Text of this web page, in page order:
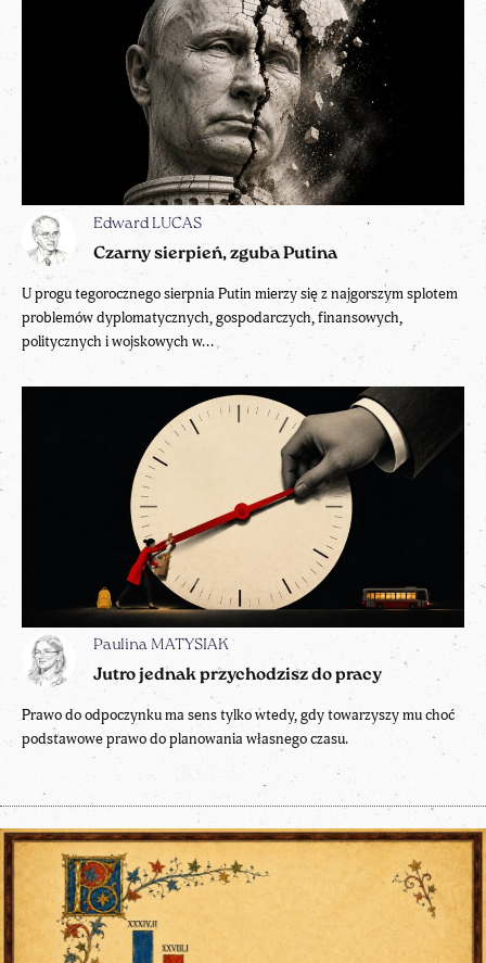
Edward LUCAS
Czarny sierpień, zguba Putina
U progu tegorocznego sierpnia Putin mierzy się z najgorszym splotem
problemów dyplomatycznych, gospodarczych, finansowych,
politycznych i wojskowych w...
Paulina MATYSIAK
Jutro jednak przychodzisz do pracy
Prawo do odpoczynku ma sens tylko wtedy, gdy towarzyszy mu choć
podstawowe prawo do planowania własnego czasu.